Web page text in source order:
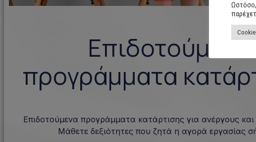
Επιδοτούμενα
προγράμματα
Επιδοτούμενα προγράμματα κατάρτισης για ανέργους
Μάθετε δεξιότητες που ζητά η αγορά εργασίας
Ωστόσο,